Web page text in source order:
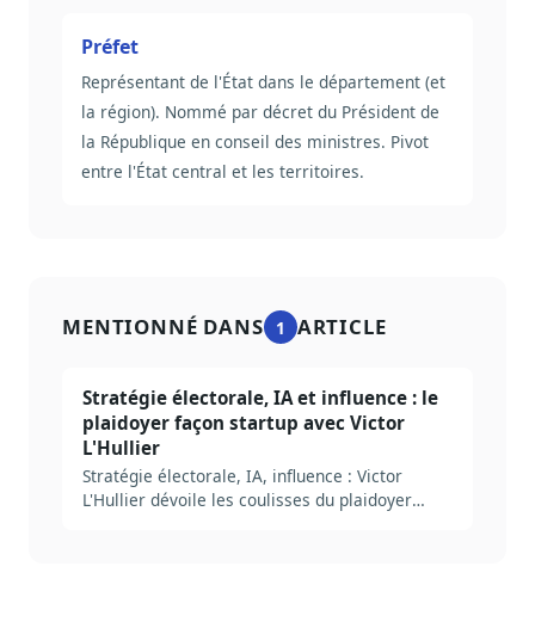
Préfet
Représentant de l'État dans le département (et
la région). Nommé par décret du Président de
la République en conseil des ministres. Pivot
entre l'État central et les territoires.
MENTIONNÉ DANS 1 ARTICLE
Stratégie électorale, IA et influence : le
plaidoyer façon startup avec Victor
L'Hullier
Stratégie électorale, IA, influence : Victor
L'Hullier dévoile les coulisses du plaidoyer